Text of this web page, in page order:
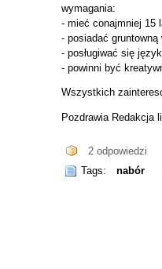
wymagania:
- mieć conajmniej 15
- posiadać gruntowną
- posługiwać się
- powinni być
Wszystkich
Pozdrawia Redakcja
2 odpowiedzi
Tags:
nabór